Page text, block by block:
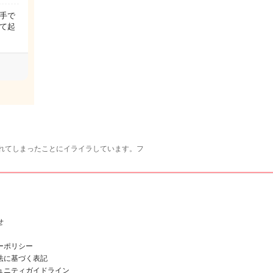
で
起
しまったことにイライラしています。フ
ポリシー
に基づく表記
ニティガイドライン